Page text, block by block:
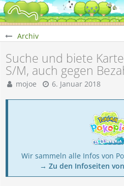
Archiv
Suche und biete
S/M, auch gegen
mojoe 6. Januar 2018
Wir sammeln alle Infos von
→ Zu den Infoseiten